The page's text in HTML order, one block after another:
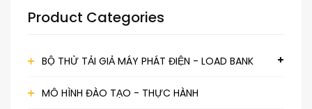
Product Categories
BỘ THỬ TẢI GIẢ MÁY PHÁT ĐIỆN - LOAD BANK
MÔ HÌNH ĐÀO TẠO - THỰC HÀNH